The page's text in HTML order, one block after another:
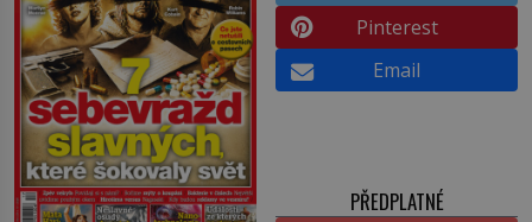
Pinterest
Email
PŘEDPLATNÉ